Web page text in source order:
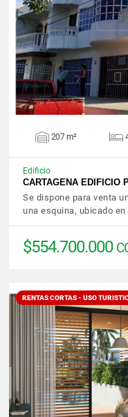
VER
207 m²
Edificio
CARTAGENA EDIFICIO
Se dispone para venta
una esquina, ubicado
$554.700.000
RENTAS CORTAS - USO
VER